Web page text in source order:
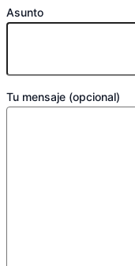
Asunto
Tu mensaje (opcional)